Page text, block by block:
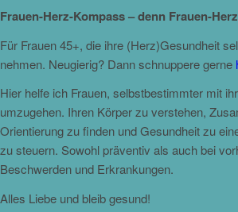
Frauen-Herz-Kompass – denn Frauen-
Für Frauen 45+, die ihre (Herz)Gesundheit
nehmen. Neugierig? Dann schnuppere gerne
Hier helfe ich Frauen, selbstbestimmter mit
umzugehen. Ihren Körper zu verstehen,
Orientierung zu finden und Gesundheit zu
zu steuern. Sowohl präventiv als auch bei
Beschwerden und Erkrankungen.
Alles Liebe und bleib gesund!